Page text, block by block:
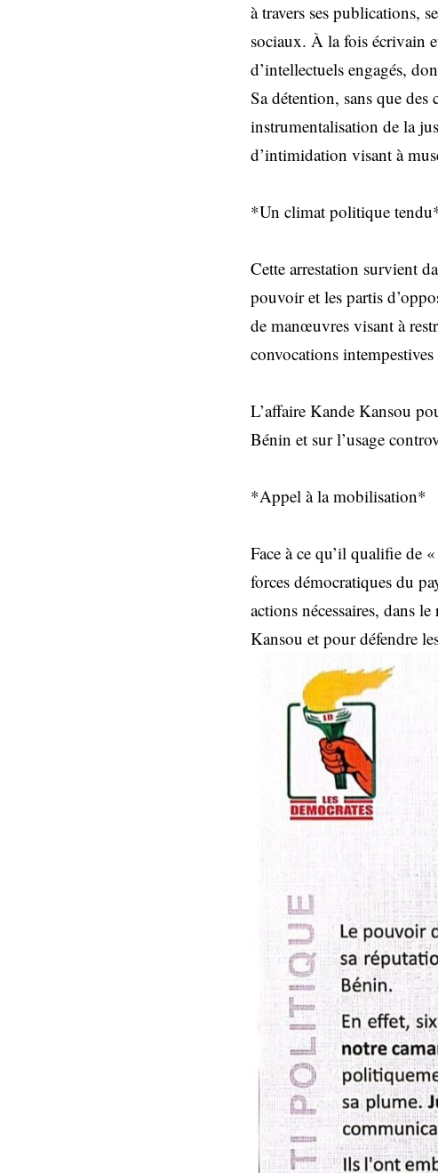
à travers ses publications,
sociaux. À la fois écrivain
d’intellectuels engagés,
Sa détention, sans que des
instrumentalisation de la
d’intimidation visant à
*Un climat politique
Cette arrestation survient
pouvoir et les partis
de manœuvres visant à
convocations
L’affaire Kande Kansou
Bénin et sur l’usage
*Appel à la mobilisation*
Face à ce qu’il qualifie de
forces démocratiques du
actions nécessaires, dans
Kansou et pour défendre